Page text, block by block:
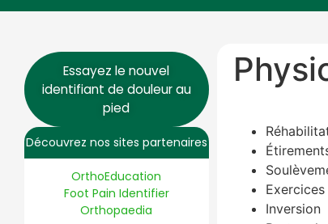
Essayez le nouvel
identifiant de douleur au
pied
Découvrez nos sites partenaires
OrthoEducation
Foot Pain Identifier
Orthopaedia
Inversion